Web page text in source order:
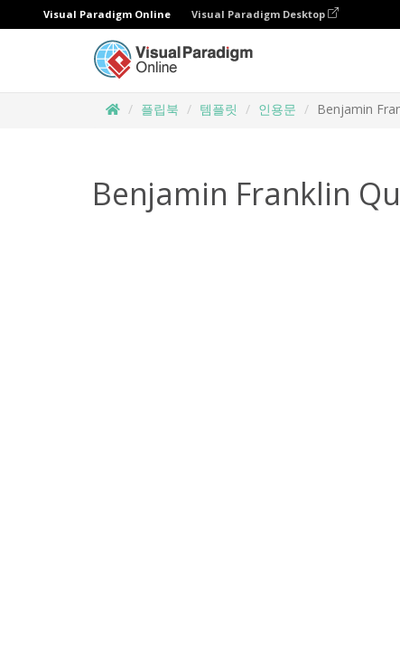
Visual Paradigm Online Visual Paradigm Desktop
플립북 템플릿 인용문 Benjamin
Benjamin Franklin